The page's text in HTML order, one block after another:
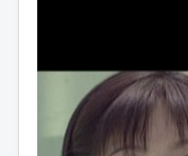
Lexique
Entourage
Dueltos
Artefacts